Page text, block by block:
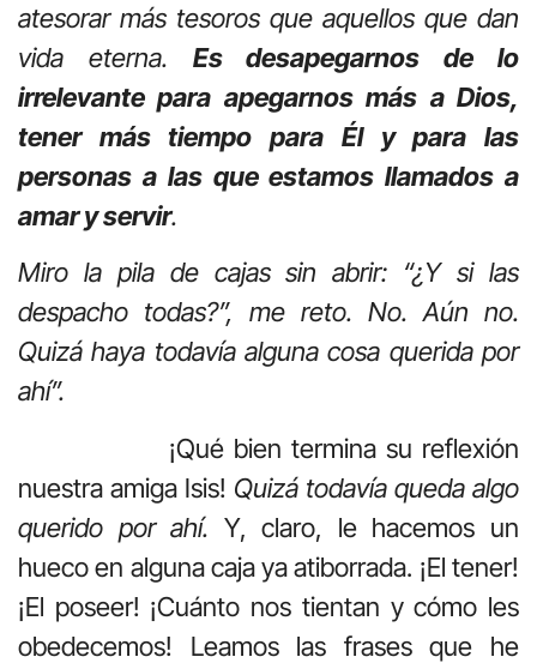
atesorar más tesoros que aquellos que dan
vida eterna. Es desapegarnos de lo
irrelevante para apegarnos más a Dios,
tener más tiempo para Él y para las
personas a las que estamos llamados a
amar y servir.
Miro la pila de cajas sin abrir: “¿Y si las
despacho todas?”, me reto. No. Aún no.
Quizá haya todavía alguna cosa querida por
ahí”.
¡Qué bien termina su reflexión
nuestra amiga Isis! Quizá todavía queda algo
querido por ahí. Y, claro, le hacemos un
hueco en alguna caja ya atiborrada. ¡El tener!
¡El poseer! ¡Cuánto nos tientan y cómo les
obedecemos! Leamos las frases que he